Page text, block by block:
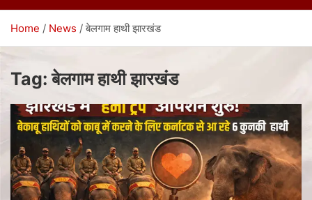
Home News बेलगाम हाथी झारखंड
Tag:बेलगाम हाथी झारखंड